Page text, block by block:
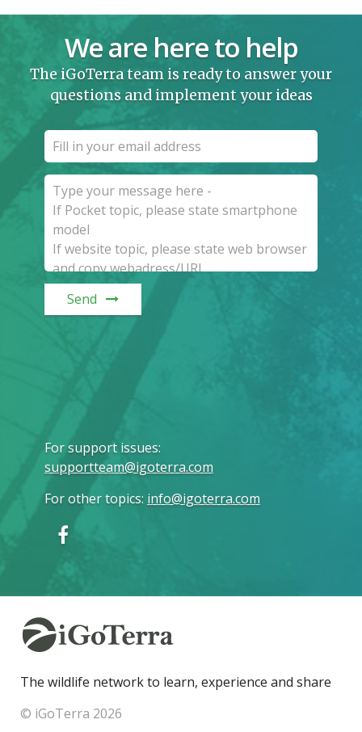
We are here to help
The iGoTerra team is ready to answer your
questions and implement your ideas
Send
For support issues:
supportteam@igoterra.com
For other topics: info@igoterra.com
The wildlife network to learn, experience and share
© iGoTerra 2026